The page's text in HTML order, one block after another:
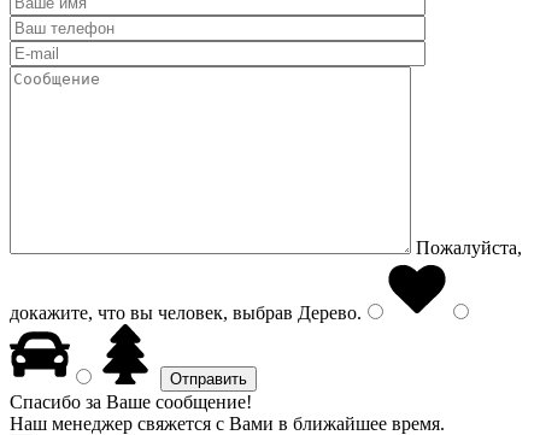
Пожалуйста,
докажите, что вы человек, выбрав Дерево.
Спасибо за Ваше сообщение!
Наш менеджер свяжется с Вами в ближайшее время.